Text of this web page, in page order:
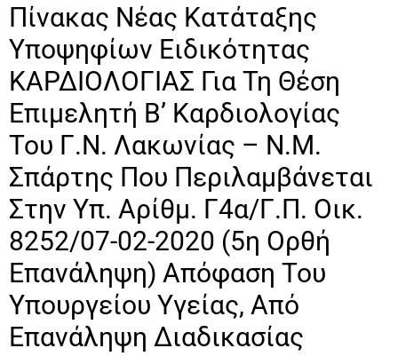
Πίνακας Νέας Κατάταξης
Υποψηφίων Ειδικότητας
ΚΑΡΔΙΟΛΟΓΙΑΣ Για Τη Θέση
Επιμελητή Β’ Καρδιολογίας
Του Γ.Ν. Λακωνίας – Ν.Μ.
Σπάρτης Που Περιλαμβάνεται
Στην Υπ. Αρίθμ. Γ4α/Γ.Π. Οικ.
8252/07-02-2020 (5η Ορθή
Επανάληψη) Απόφαση Του
Υπουργείου Υγείας, Από
Επανάληψη Διαδικασίας